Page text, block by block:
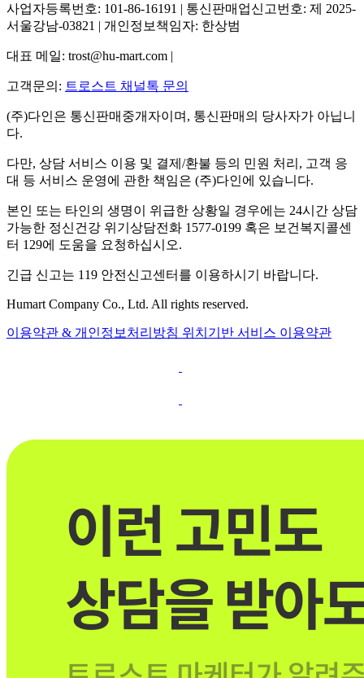
사업자등록번호: 101-86-16191 | 통신판매업신고번호: 제 2025-
서울강남-03821 | 개인정보책임자: 한상범
대표 메일: trost@hu-mart.com |
고객문의: 트로스트 채널톡 문의
(주)다인은 통신판매중개자이며, 통신판매의 당사자가 아닙니
다.
다만, 상담 서비스 이용 및 결제/환불 등의 민원 처리, 고객 응
대 등 서비스 운영에 관한 책임은 (주)다인에 있습니다.
본인 또는 타인의 생명이 위급한 상황일 경우에는 24시간 상담
가능한 정신건강 위기상담전화 1577-0199 혹은 보건복지콜센
터 129에 도움을 요청하십시오.
긴급 신고는 119 안전신고센터를 이용하시기 바랍니다.
Humart Company Co., Ltd. All rights reserved.
이용약관 & 개인정보처리방침 위치기반 서비스 이용약관